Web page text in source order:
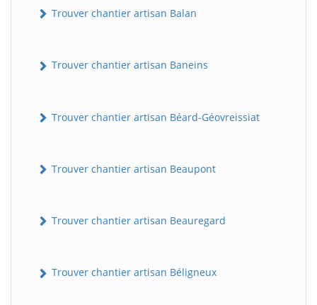
Trouver chantier artisan Balan
Trouver chantier artisan Baneins
Trouver chantier artisan Béard-Géovreissiat
Trouver chantier artisan Beaupont
Trouver chantier artisan Beauregard
Trouver chantier artisan Béligneux